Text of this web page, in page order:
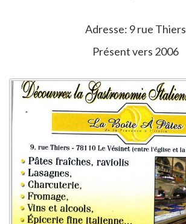
Adresse: 9 rue Thiers
Présent vers 2006